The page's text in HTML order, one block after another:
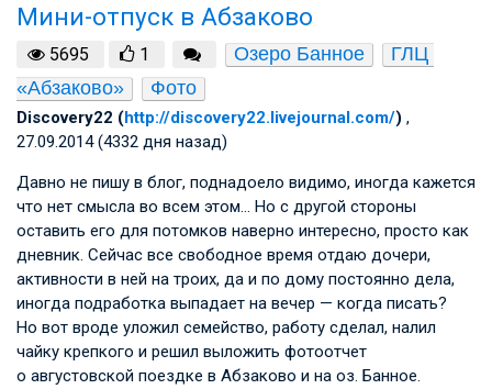
Мини-отпуск в Абзаково
5695 1 Озеро Банное
ГЛЦ
«Абзаково»
Фото
Discovery22 (http://discovery22.livejournal.com/) ,
27.09.2014 (4332 дня назад)
Давно не пишу в блог, поднадоело видимо, иногда кажется
что нет смысла во всем этом… Но с другой стороны
оставить его для потомков наверно интересно, просто как
дневник. Сейчас все свободное время отдаю дочери,
активности в ней на троих, да и по дому постоянно дела,
иногда подработка выпадает на вечер — когда писать?
Но вот вроде уложил семейство, работу сделал, налил
чайку крепкого и решил выложить фотоотчет
о августовской поездке в Абзаково и на оз. Банное.